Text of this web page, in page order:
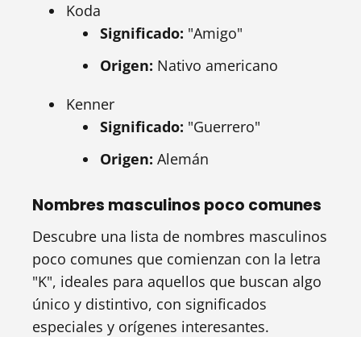
Koda
Significado: "Amigo"
Origen: Nativo americano
Kenner
Significado: "Guerrero"
Origen: Alemán
Nombres masculinos poco comunes
Descubre una lista de nombres masculinos
poco comunes que comienzan con la letra
"K", ideales para aquellos que buscan algo
único y distintivo, con significados
especiales y orígenes interesantes.